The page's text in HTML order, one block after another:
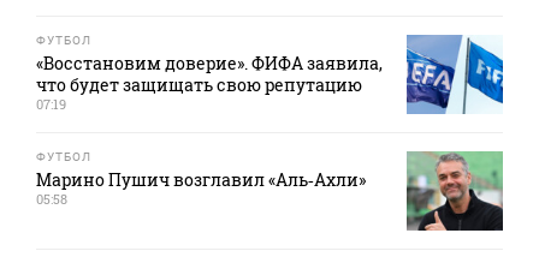
ФУТБОЛ
«Восстановим доверие». ФИФА заявила,
что будет защищать свою репутацию
07:19
ФУТБОЛ
Марино Пушич возглавил «Аль‑Ахли»
05:58